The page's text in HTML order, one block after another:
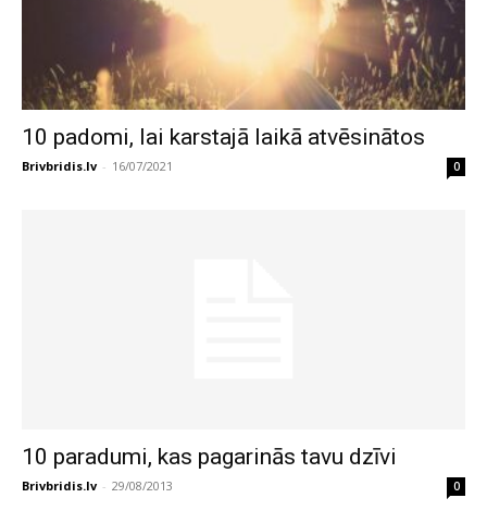
10 padomi, lai karstajā laikā atvēsinātos
Brivbridis.lv - 16/07/2021 0
10 paradumi, kas pagarinās tavu dzīvi
Brivbridis.lv - 29/08/2013 0